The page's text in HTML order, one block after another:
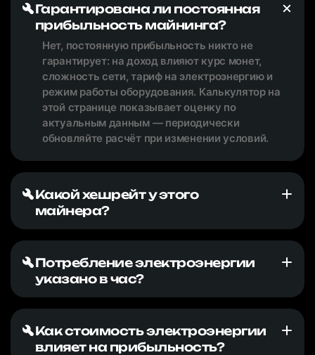
Гарантирована ли постоянная
прибыльность майнинга?
Нет, постоянную прибыльность никто не
гарантирует: на доход влияют курс монет,
сложность сети, тариф на электроэнергию и
режим работы оборудования. Калькулятор на
этой странице показывает оценку по
актуальным данным — периодически
обновляйте расчёт при изменении условий.
Какой хешрейт у этого
майнера?
Потребление электроэнергии
указано в час?
Как стоимость электроэнергии
влияет на прибыльность?